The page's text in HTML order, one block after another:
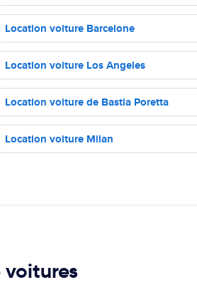
Location voiture Barcelone
Location voiture Los Angeles
Location voiture de Bastia Poretta
Location voiture Milan